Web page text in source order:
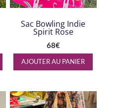
Sac Bowling Indie
Spirit Rose
68€
AJOUTER AU PANIER